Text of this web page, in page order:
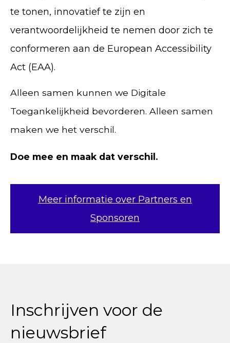
te tonen, innovatief te zijn en
verantwoordelijkheid te nemen door zich te
conformeren aan de European Accessibility
Act (EAA).
Alleen samen kunnen we Digitale
Toegankelijkheid bevorderen. Alleen samen
maken we het verschil.
Doe mee en maak dat verschil.
Meer informatie over Partners en
Sponsoren
Inschrijven voor de
nieuwsbrief